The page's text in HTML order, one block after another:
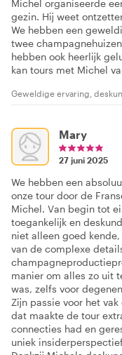
Michel organiseerde
gezin. Hij weet
We hebben een
twee
hebben ook heerlijk
kan tours met Michel
Geweldige ervaring,
Mary
27 juni 2025
We hebben een
onze tour door de
Michel. Van begin tot
toegankelijk en
niet alleen goed
van de complexe
manier om alles zo uit
was, zelfs voor
Zijn passie voor het
dat maakte de tour
connecties had en
uniek